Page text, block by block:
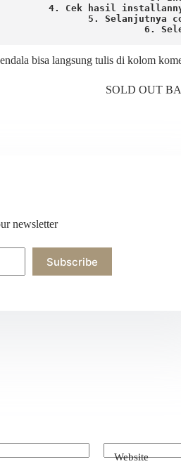
4. Cek hasil
5. Selanjutnya
6.
bisa langsung tulis di kolom
SOLD OUT
newsletter
Subscribe
Website